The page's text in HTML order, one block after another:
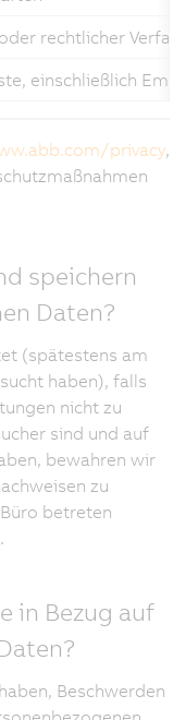
rechtlicher
einschließlich
privacy,
speichern
Daten?
(spätestens am
haben), falls
nicht zu
sind und auf
bewahren wir
zu
betreten
in Bezug auf
Beschwerden